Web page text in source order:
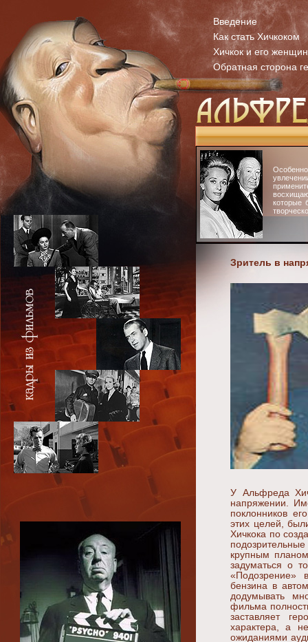
Введение
Как стать Хичкоком
Хичкок и его
Обратная сторона
которые
Зритель в
У Альфреда
напряжении.
поклонников
этих целей,
Хичкока по
крупным
задуматься о
«Подозрение»
бензина в
додумывать
фильма
заставляет
характера, а
ожиданиями